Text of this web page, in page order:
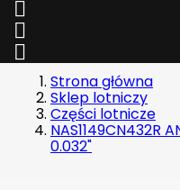



Strona główna
Sklep lotniczy
Części lotnicze
NAS1149CN432R
0.032"